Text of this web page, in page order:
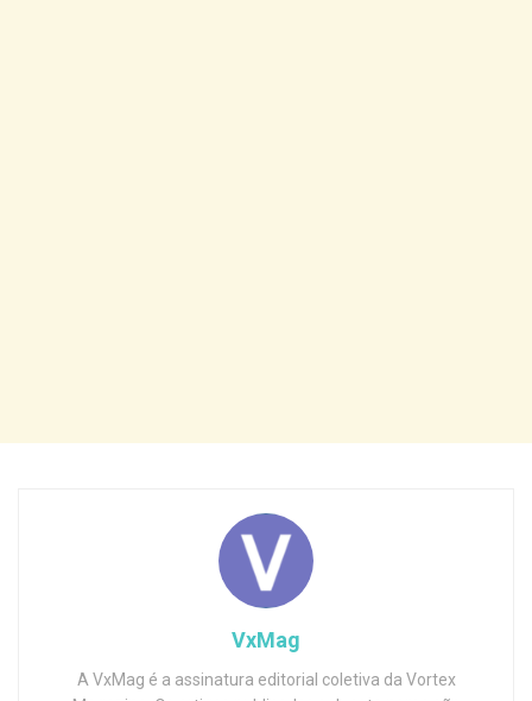
VxMag
A VxMag é a assinatura editorial coletiva da Vortex